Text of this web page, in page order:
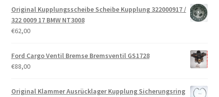
Original Kupplungsscheibe Scheibe Kupplung 322000917 /
322 0009 17 BMW NT3008
€62,00
Ford Cargo Ventil Bremse Bremsventil GS1728
€88,00
Original Klammer Ausrücklager Kupplung Sicherungsring